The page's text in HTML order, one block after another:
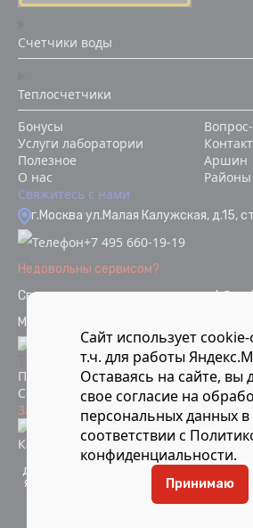
Счетчики воды
Теплосчетчики
Бонусы
Услуги лаборатории
Полезное
О нас
Аршин
Районы
Свяжитесь с нами
г.Москва ул.Малая Калужская, д.15,
+7 495 660-19-19
Недовольны сервисом?
Связаться с отделом качества
Мы в социальных сетях:
Политика конфиденциальности
Согласие на обработку персональных
Защита от мошенников
Информация об
Карта сайта
Компания Мосметрология © 2021-
данного сайта являются объектами
являются публичной офертой.
распространение (в том числе
другие сайты и ресурсы в
Сайт использует
т.ч. для работы
Оставаясь на сайте, вы
своесогласие на
персональных данных в
соответствии с
конфиденциальности.
Принимаю